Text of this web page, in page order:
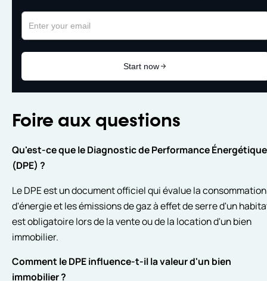
Foire aux questions
Qu'est-ce que le Diagnostic de Performance Énergétique
(DPE) ?
Le DPE est un document officiel qui évalue la consommation
d'énergie et les émissions de gaz à effet de serre d'un
est obligatoire lors de la vente ou de la location d'un bien
immobilier.
Comment le DPE influence-t-il la valeur d'un bien
immobilier ?